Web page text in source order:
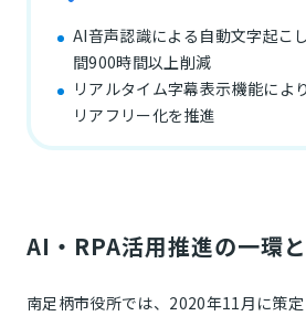
AI音声認識による自動文字起こ
間900時間以上削減
リアルタイム字幕表示機能によ
リアフリー化を推進
AI・RPA活用推進の一環
南足柄市役所では、2020年11月に策